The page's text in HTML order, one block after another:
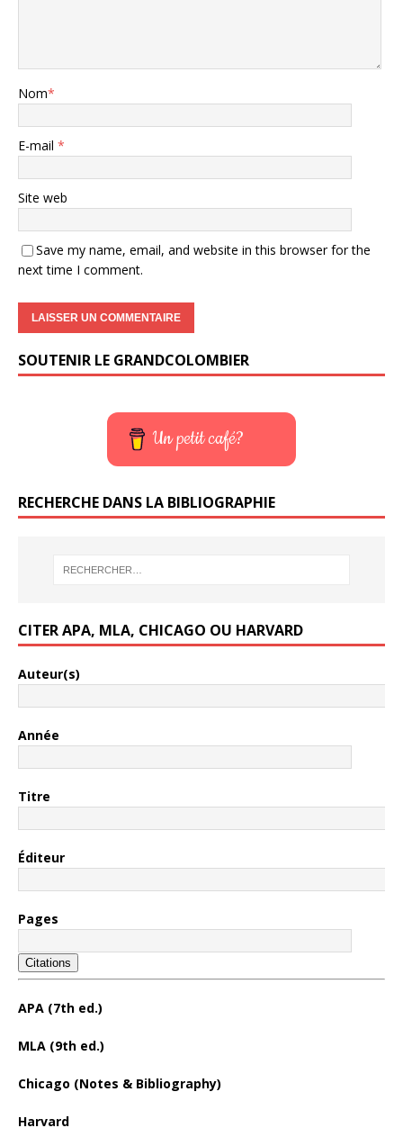
Nom*
E-mail *
Site web
Save my name, email, and website in this browser for the
next time I comment.
SOUTENIR LE GRANDCOLOMBIER
Un petit café?
RECHERCHE DANS LA BIBLIOGRAPHIE
CITER APA, MLA, CHICAGO OU HARVARD
Auteur(s)
Année
Titre
Éditeur
Pages
Citations
APA (7th ed.)
MLA (9th ed.)
Chicago (Notes & Bibliography)
Harvard